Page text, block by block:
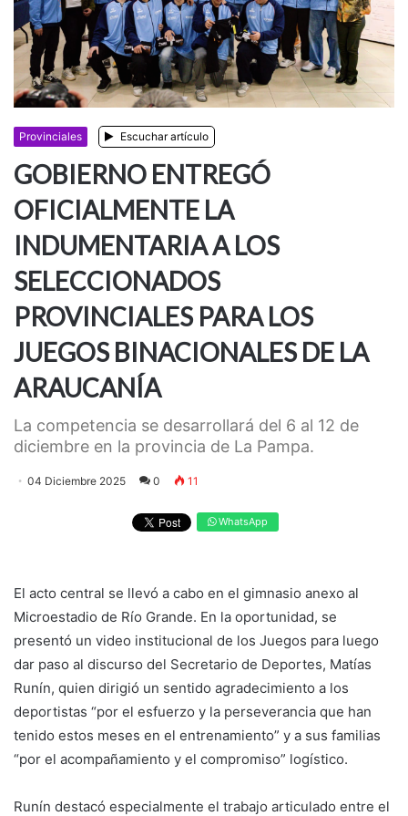
Provinciales Escuchar artículo
GOBIERNO ENTREGÓ
OFICIALMENTE LA
INDUMENTARIA A LOS
SELECCIONADOS
PROVINCIALES PARA LOS
JUEGOS BINACIONALES DE LA
ARAUCANÍA
La competencia se desarrollará del 6 al 12 de
diciembre en la provincia de La Pampa.
04 Diciembre 2025 0 11
WhatsApp
El acto central se llevó a cabo en el gimnasio anexo al
Microestadio de Río Grande. En la oportunidad, se
presentó un video institucional de los Juegos para luego
dar paso al discurso del Secretario de Deportes, Matías
Runín, quien dirigió un sentido agradecimiento a los
deportistas “por el esfuerzo y la perseverancia que han
tenido estos meses en el entrenamiento” y a sus familias
“por el acompañamiento y el compromiso” logístico.
Runín destacó especialmente el trabajo articulado entre el